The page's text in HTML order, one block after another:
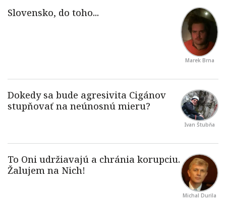
Marek Brna
Ivan Štubňa
Michal Durila